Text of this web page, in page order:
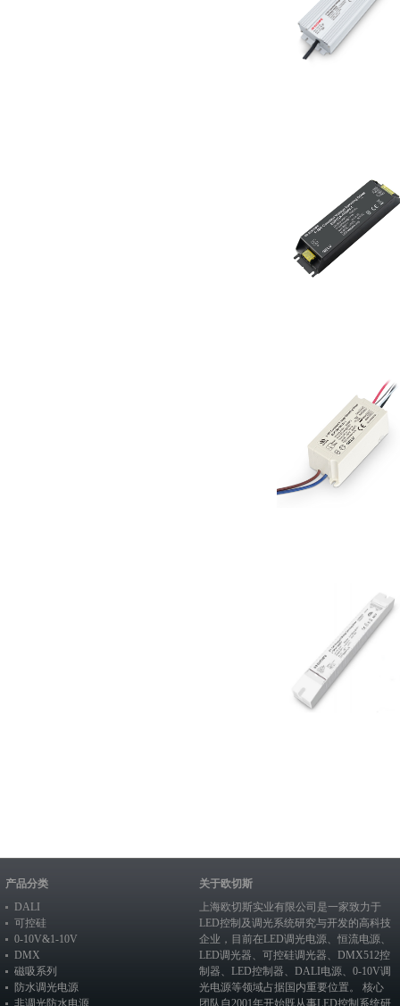
产品分类
DALI
可控硅
0-10V&1-10V
DMX
磁吸系列
防水调光电源
非调光防水电源
关于欧切斯
上海欧切斯实业有限公司是一家致力于
LED控制及调光系统研究与开发的高科技
企业，目前在LED调光电源、恒流电源、
LED调光器、 可控硅调光器、 DMX512控
制器、 LED控制器、 DALI电源、 0-10V调
光电源等领域占据国内重要位置。 核心
团队自2001年开始既从事LED控制系统研